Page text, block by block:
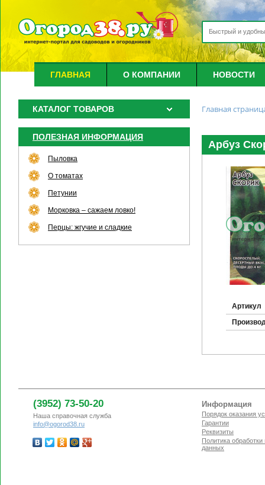
ГЛАВНАЯ О КОМПАНИИ НОВОСТИ
КАТАЛОГ ТОВАРОВ
ПОЛЕЗНАЯ ИНФОРМАЦИЯ
Пыловка
О томатах
Петунии
Морковка – сажаем ловко!
Перцы: жгучие и сладкие
Главная
Арбуз
Артикул
(3952) 73-50-20
Наша справочная служба
info@ogorod38.ru
Информация
Порядок оказания
Гарантии
Реквизиты
Политика
данных